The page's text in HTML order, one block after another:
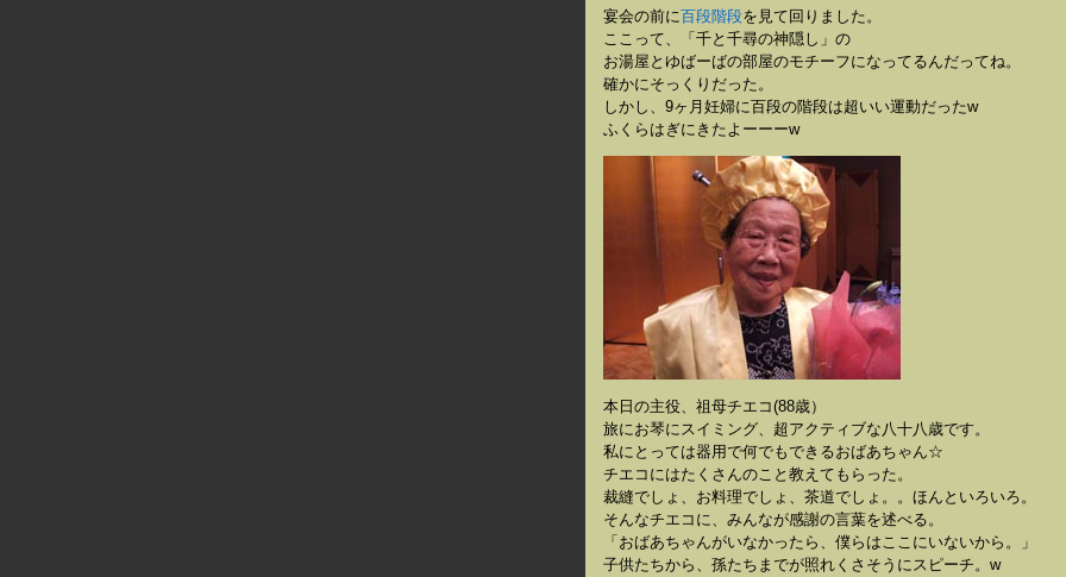
宴会の前に百段階段を見て回りました。
ここって、「千と千尋の神隠し」の
お湯屋とゆばーばの部屋のモチーフになってるんだってね。
確かにそっくりだった。
しかし、9ヶ月妊婦に百段の階段は超いい運動だったw
ふくらはぎにきたよーーーw
本日の主役、祖母チエコ(88歳）
旅にお琴にスイミング、超アクティブな八十八歳です。
私にとっては器用で何でもできるおばあちゃん☆
チエコにはたくさんのこと教えてもらった。
裁縫でしょ、お料理でしょ、茶道でしょ。。ほんといろいろ。
そんなチエコに、みんなが感謝の言葉を述べる。
「おばあちゃんがいなかったら、僕らはここにいないから。」
子供たちから、孫たちまでが照れくさそうにスピーチ。w